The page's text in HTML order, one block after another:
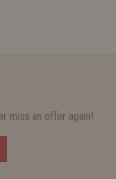
miss an offer again!